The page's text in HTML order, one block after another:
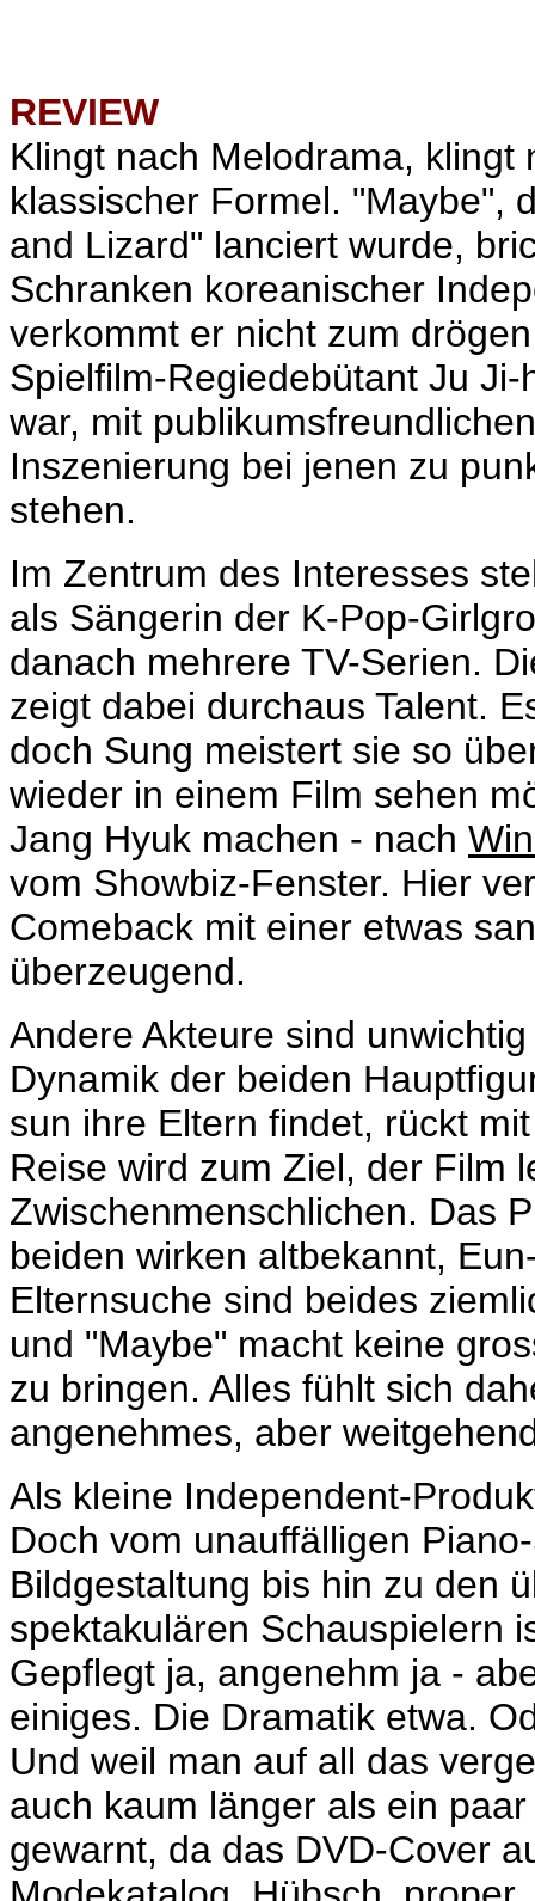
REVIEW
Klingt nach Melodrama,
klassischer Formel. "Maybe",
and Lizard" lanciert wurde,
Schranken koreanischer
verkommt er nicht zum
Spielfilm-Regiedebütant Ju
war, mit
Inszenierung bei jenen zu
stehen.
Im Zentrum des Interesses
als Sängerin der K-Pop-
danach mehrere TV-Serien.
zeigt dabei durchaus Talent.
doch Sung meistert sie so
wieder in einem Film sehen
Jang Hyuk machen - nach
vom Showbiz-Fenster. Hier
Comeback mit einer etwas
überzeugend.
Andere Akteure sind
Dynamik der beiden
sun ihre Eltern findet, rückt
Reise wird zum Ziel, der Film
Zwischenmenschlichen. Das
beiden wirken altbekannt,
Elternsuche sind beides
und "Maybe" macht keine
zu bringen. Alles fühlt sich
angenehmes, aber
Als kleine Independent-
Doch vom unauffälligen
Bildgestaltung bis hin zu den
spektakulären Schauspielern
Gepflegt ja, angenehm ja -
einiges. Die Dramatik etwa.
Und weil man auf all das
auch kaum länger als ein
gewarnt, da das DVD-Cover